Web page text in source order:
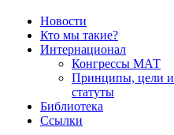
Новости
Кто мы такие?
Интернационал
Конгрессы МАТ
Принципы, цели и
статуты
Библиотека
Ссылки